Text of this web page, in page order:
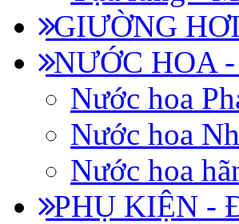
GIƯỜNG
NƯỚC HOA
Nước hoa
Nước hoa
Nước hoa
PHỤ KIỆN -